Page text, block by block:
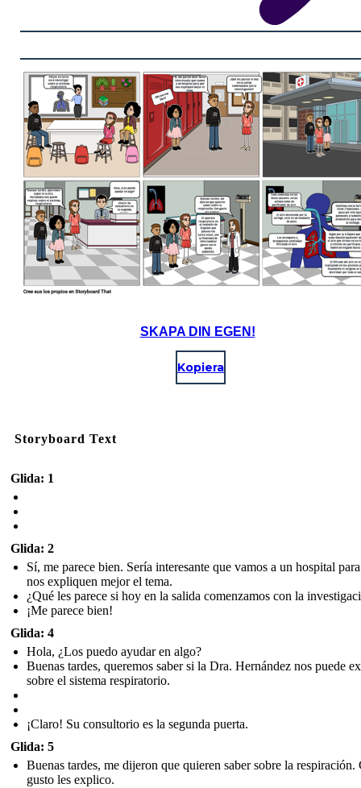
SKAPA DIN EGEN!
Kopiera
Storyboard Text
Glida: 1
Glida: 2
Sí, me parece bien. Sería interesante que vamos a un hospital
nos expliquen mejor el tema.
¿Qué les parece si hoy en la salida comenzamos con la
¡Me parece bien!
Glida: 4
Hola, ¿Los puedo ayudar en algo?
Buenas tardes, queremos saber si la Dra. Hernández nos puede
sobre el sistema respiratorio.
¡Claro! Su consultorio es la segunda puerta.
Glida: 5
Buenas tardes, me dijeron que quieren saber sobre la respiración.
gusto les explico.